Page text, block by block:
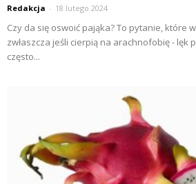
Redakcja - 18 lutego 2024
Czy da się oswoić pająka? To pytanie, które
zwłaszcza jeśli cierpią na arachnofobię - lęk
często...